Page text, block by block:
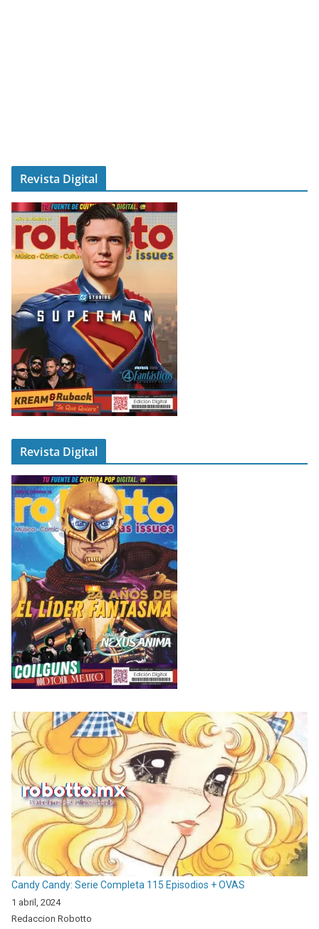
Revista Digital
Revista Digital
Candy Candy: Serie Completa 115 Episodios + OVAS
1 abril, 2024
Redaccion Robotto